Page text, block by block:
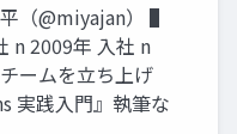
（@miyajan） ▌
n 2009年 ⼊社 n
ームを⽴ち上げ
践⼊⾨』執筆な